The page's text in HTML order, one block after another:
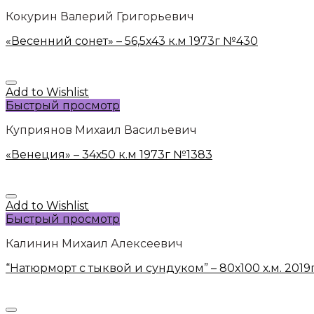
Кокурин Валерий Григорьевич
«Весенний сонет» – 56,5х43 к.м 1973г №430
Add to Wishlist
Быстрый просмотр
Куприянов Михаил Васильевич
«Венеция» – 34х50 к.м 1973г №1383
Add to Wishlist
Быстрый просмотр
Калинин Михаил Алексеевич
“Натюрморт с тыквой и сундуком” – 80х100 х.м.